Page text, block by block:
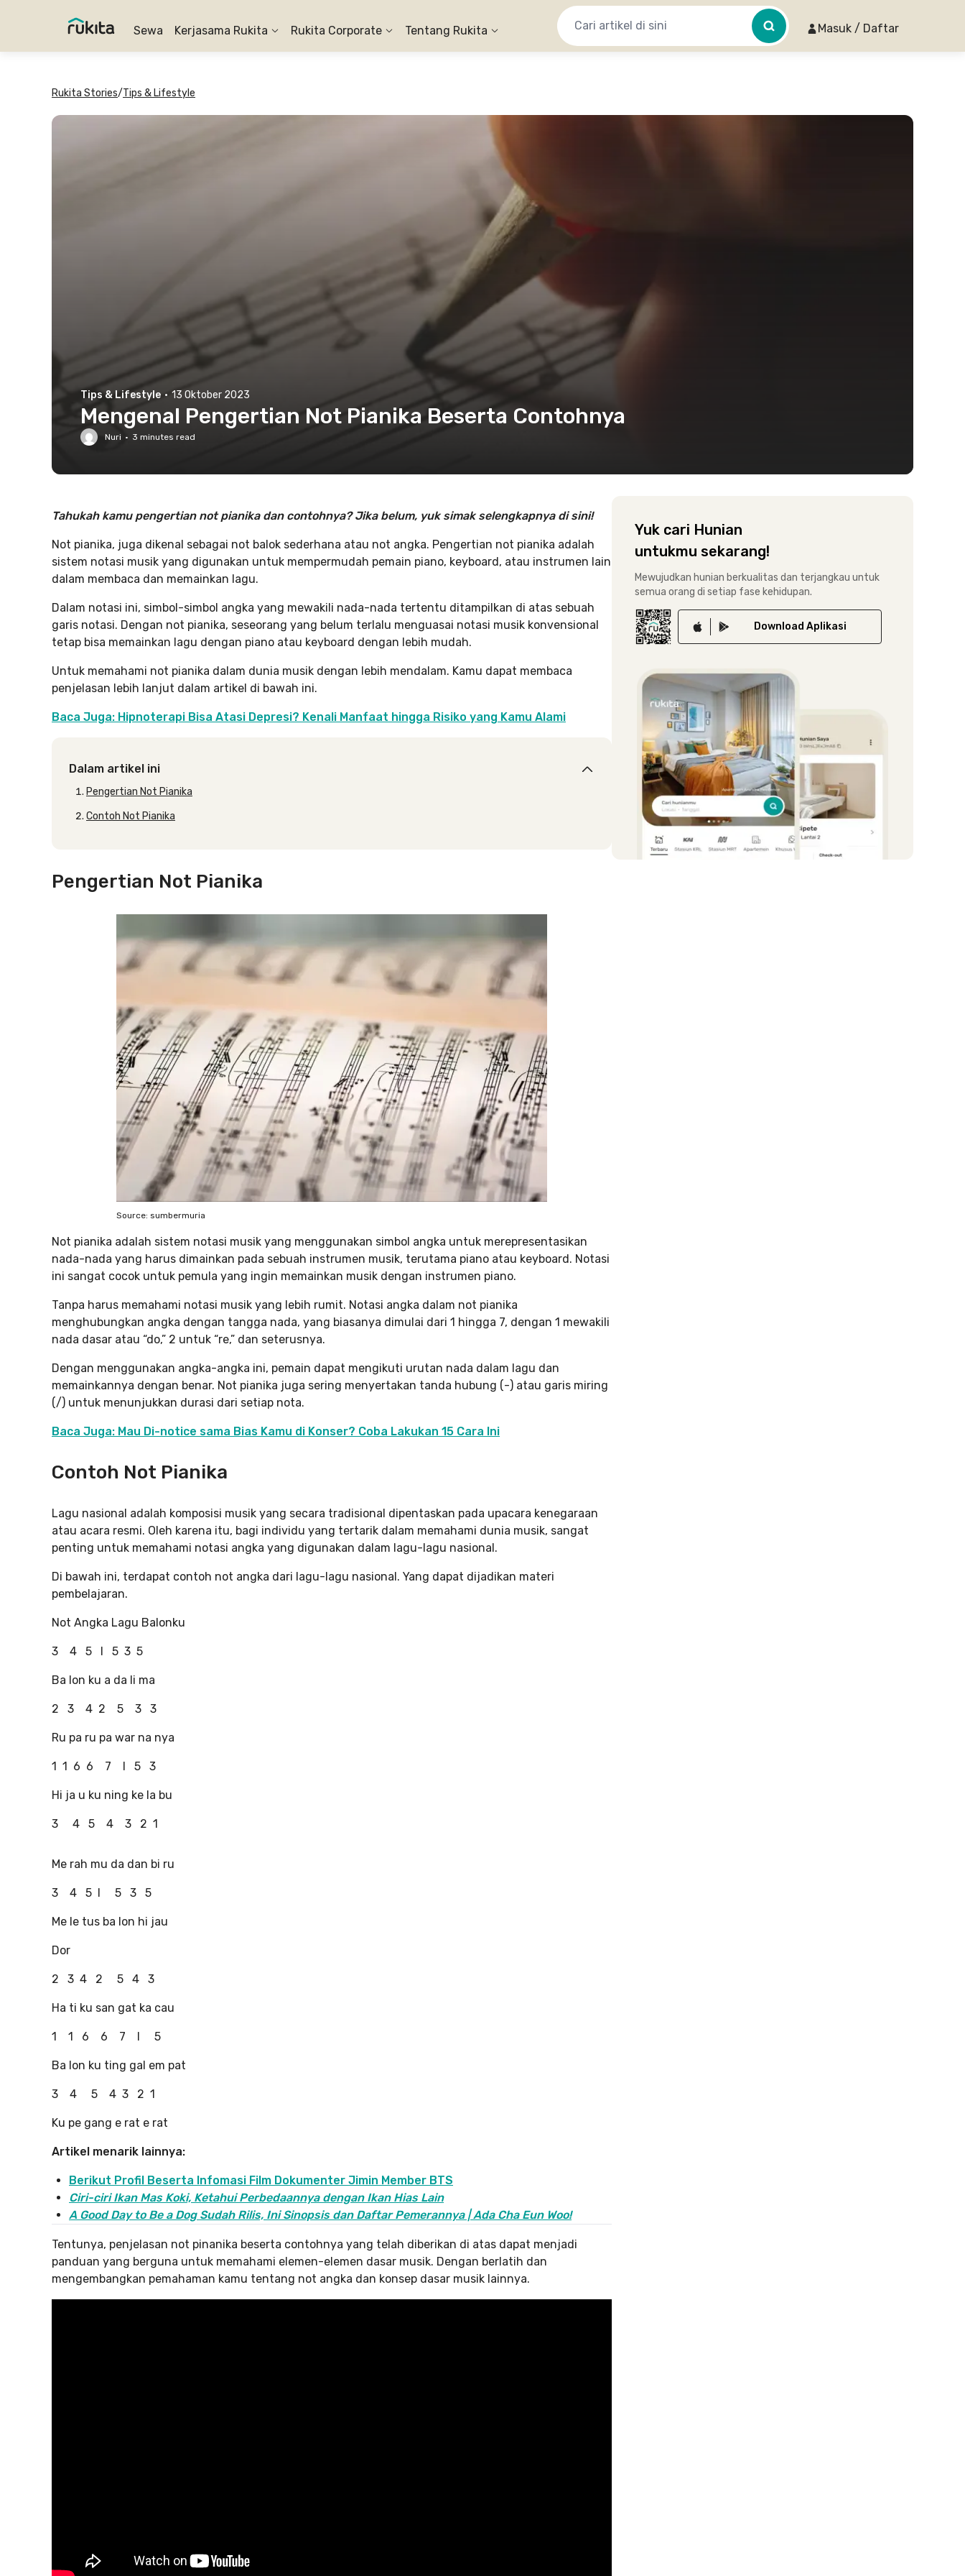
Sewa Kerjasama Rukita Rukita Corporate Tentang Rukita Masuk / Daftar
Rukita Stories/Tips & Lifestyle
Tips & Lifestyle · 13 Oktober 2023
Mengenal Pengertian Not Pianika Beserta Contohnya
Nuri · 3 minutes read
Tahukah kamu pengertian not pianika dan contohnya? Jika belum, yuk simak selengkapnya di sini!
Not pianika, juga dikenal sebagai not balok sederhana atau not angka. Pengertian not pianika adalah
sistem notasi musik yang digunakan untuk mempermudah pemain piano, keyboard, atau instrumen lain
dalam membaca dan memainkan lagu.
Dalam notasi ini, simbol-simbol angka yang mewakili nada-nada tertentu ditampilkan di atas sebuah
garis notasi. Dengan not pianika, seseorang yang belum terlalu menguasai notasi musik konvensional
tetap bisa memainkan lagu dengan piano atau keyboard dengan lebih mudah.
Untuk memahami not pianika dalam dunia musik dengan lebih mendalam. Kamu dapat membaca
penjelasan lebih lanjut dalam artikel di bawah ini.
Baca Juga: Hipnoterapi Bisa Atasi Depresi? Kenali Manfaat hingga Risiko yang Kamu Alami
Dalam artikel ini
Pengertian Not Pianika
Contoh Not Pianika
Pengertian Not Pianika
Source: sumbermuria
Not pianika adalah sistem notasi musik yang menggunakan simbol angka untuk merepresentasikan
nada-nada yang harus dimainkan pada sebuah instrumen musik, terutama piano atau keyboard. Notasi
ini sangat cocok untuk pemula yang ingin memainkan musik dengan instrumen piano.
Tanpa harus memahami notasi musik yang lebih rumit. Notasi angka dalam not pianika
menghubungkan angka dengan tangga nada, yang biasanya dimulai dari 1 hingga 7, dengan 1 mewakili
nada dasar atau “do,” 2 untuk “re,” dan seterusnya.
Dengan menggunakan angka-angka ini, pemain dapat mengikuti urutan nada dalam lagu dan
memainkannya dengan benar. Not pianika juga sering menyertakan tanda hubung (-) atau garis miring
(/) untuk menunjukkan durasi dari setiap nota.
Baca Juga: Mau Di-notice sama Bias Kamu di Konser? Coba Lakukan 15 Cara Ini
Contoh Not Pianika
Lagu nasional adalah komposisi musik yang secara tradisional dipentaskan pada upacara kenegaraan
atau acara resmi. Oleh karena itu, bagi individu yang tertarik dalam memahami dunia musik, sangat
penting untuk memahami notasi angka yang digunakan dalam lagu-lagu nasional.
Di bawah ini, terdapat contoh not angka dari lagu-lagu nasional. Yang dapat dijadikan materi
pembelajaran.
Not Angka Lagu Balonku
3 4 5 I 5 3 5
Ba lon ku a da li ma
2 3 4 2 5 3 3
Ru pa ru pa war na nya
1 1 6 6 7 I 5 3
Hi ja u ku ning ke la bu
3 4 5 4 3 2 1
Me rah mu da dan bi ru
3 4 5 I 5 3 5
Me le tus ba lon hi jau
Dor
2 3 4 2 5 4 3
Ha ti ku san gat ka cau
1 1 6 6 7 I 5
Ba lon ku ting gal em pat
3 4 5 4 3 2 1
Ku pe gang e rat e rat
Artikel menarik lainnya:
Berikut Profil Beserta Infomasi Film Dokumenter Jimin Member BTS
Ciri-ciri Ikan Mas Koki, Ketahui Perbedaannya dengan Ikan Hias Lain
A Good Day to Be a Dog Sudah Rilis, Ini Sinopsis dan Daftar Pemerannya | Ada Cha Eun Woo!
Tentunya, penjelasan not pinanika beserta contohnya yang telah diberikan di atas dapat menjadi
panduan yang berguna untuk memahami elemen-elemen dasar musik. Dengan berlatih dan
mengembangkan pemahaman kamu tentang not angka dan konsep dasar musik lainnya.
Yuk cari Hunian
untukmu sekarang!
Mewujudkan hunian berkualitas dan terjangkau untuk
semua orang di setiap fase kehidupan.
Download Aplikasi